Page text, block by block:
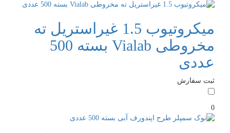
میکروتیوب 1.5 غیراستریل ته
مخروطی Vialab بسته 500
عددی
ثبت سفارش
0